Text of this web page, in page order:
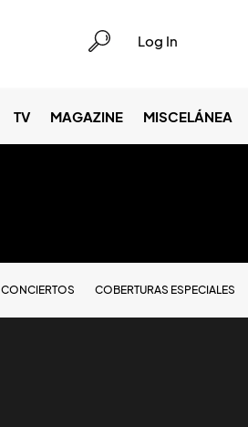
Log In
TV MAGAZINE MISCELÁNEA
CONCIERTOS COBERTURAS ESPECIALES